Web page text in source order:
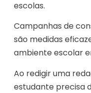
escolas.
Campanhas de
são medidas
ambiente escolar
Ao redigir uma
estudante precisa